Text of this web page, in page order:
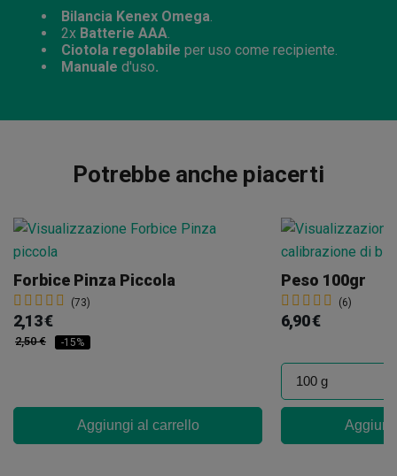
Bilancia Kenex Omega
2x Batterie AAA
Ciotola regolabile per uso come recipiente.
Manuale d'uso.
Potrebbe anche piacerti
Forbice Pinza Piccola
(73)
2,13 €
2,50 € -15%
Aggiungi al carrello
Peso 100gr
(6)
6,90 €